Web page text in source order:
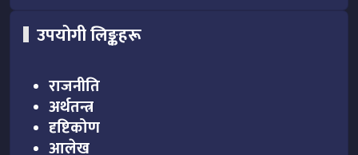
उपयोगी लिङ्कहरू
राजनीति
अर्थतन्त्र
दृष्टिकोण
आलेख